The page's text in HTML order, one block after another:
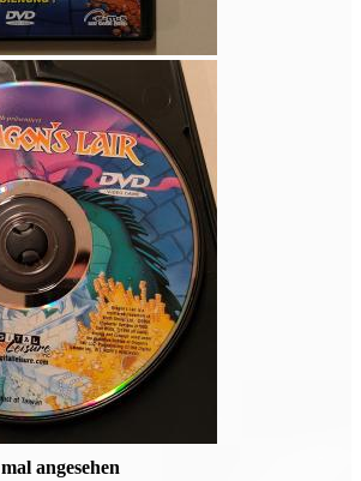
mal angesehen